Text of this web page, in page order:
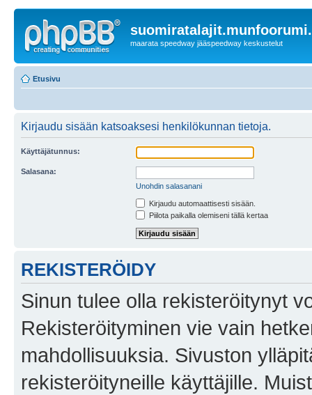
maarata speedway jääspeedway keskustelut
Etusivu
Kirjaudu sisään katsoaksesi henkilökunnan tietoja.
Käyttäjätunnus:
Salasana:
Unohdin salasanani
Kirjaudu automaattisesti sisään.
Piilota paikalla olemiseni tällä kertaa
REKISTERÖIDY
Sinun tulee olla rekisteröitynyt
Rekisteröityminen vie vain
mahdollisuuksia. Sivuston
rekisteröityneille käyttäjille.